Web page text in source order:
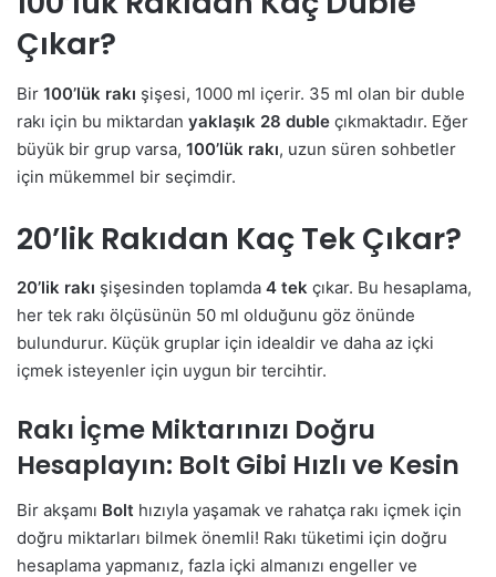
Çıkar?
Bir 100’lük rakı şişesi, 1000 ml içerir. 35 ml olan bir duble
rakı için bu miktardan yaklaşık 28 duble çıkmaktadır. Eğer
büyük bir grup varsa, 100’lük rakı, uzun süren sohbetler
için mükemmel bir seçimdir.
20’lik Rakıdan Kaç Tek Çıkar?
20’lik rakı şişesinden toplamda 4 tek çıkar. Bu hesaplama,
her tek rakı ölçüsünün 50 ml olduğunu göz önünde
bulundurur. Küçük gruplar için idealdir ve daha az içki
içmek isteyenler için uygun bir tercihtir.
Rakı İçme Miktarınızı Doğru
Hesaplayın: Bolt Gibi Hızlı ve Kesin
Bir akşamı Bolt hızıyla yaşamak ve rahatça rakı içmek için
doğru miktarları bilmek önemli! Rakı tüketimi için doğru
hesaplama yapmanız, fazla içki almanızı engeller ve